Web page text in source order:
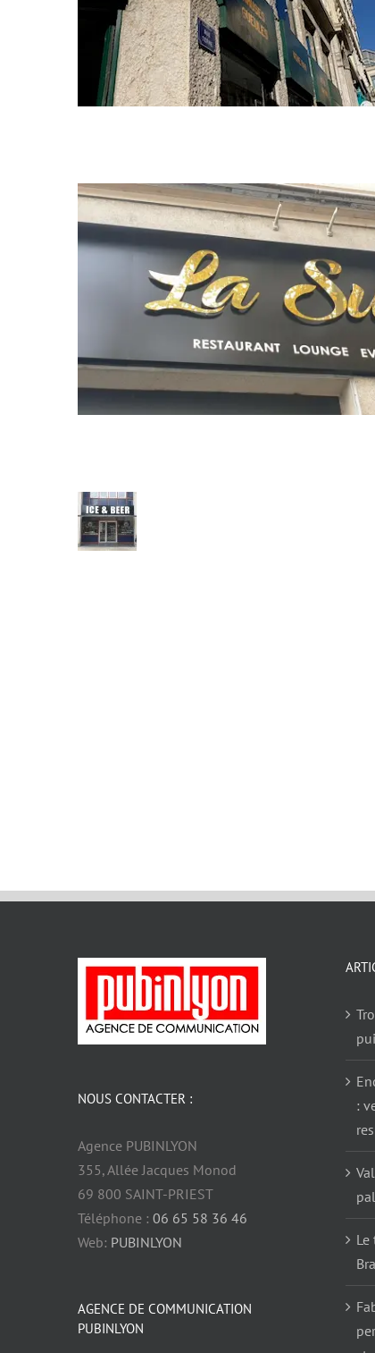
NOUS CONTACTER :
Agence PUBINLYON
355, Allée Jacques Monod
69 800 SAINT-PRIEST
Téléphone : 06 65 58 36 46
Web: PUBINLYON
AGENCE DE COMMUNICATION
PUBINLYON
: